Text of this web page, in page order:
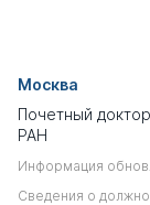
Москва
Почетный
РАН
Информация
Сведения о